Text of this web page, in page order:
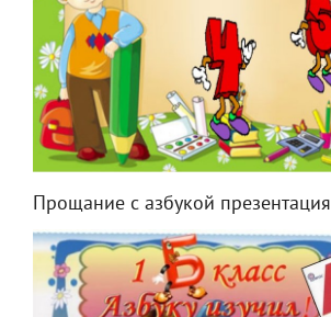
Прощание с азбукой презентация